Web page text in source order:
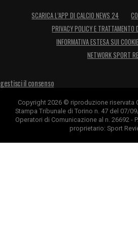
SCARICA L’APP DI CALCIO NEWS 24
PRIVACY POLICY E TRATTAMENTO
INFORMATIVA ESTESA SUI
NETWORK SPORT
gestisci il consenso
Copyright 2026 © riproduzione riservata
Stampa Tribunale di Torino n. 47 del 07/
Operatori di Comunicazione al n. 26692 -
proprietario: Sport